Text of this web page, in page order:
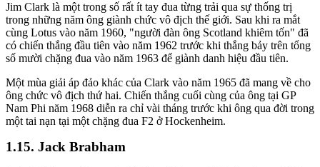
Jim Clark là một trong số rất ít tay đua từng trải qua sự thống trị
trong những năm ông giành chức vô địch thế giới. Sau khi ra mắt
cùng Lotus vào năm 1960, "người đàn ông Scotland khiêm tốn" đã
có chiến thắng đầu tiên vào năm 1962 trước khi thắng bảy trên tổng
số mười chặng đua vào năm 1963 để giành danh hiệu đầu tiên.
Một mùa giải áp đảo khác của Clark vào năm 1965 đã mang về cho
ông chức vô địch thứ hai. Chiến thắng cuối cùng của ông tại GP
Nam Phi năm 1968 diễn ra chỉ vài tháng trước khi ông qua đời trong
một tai nạn tại một chặng đua F2 ở Hockenheim.
Jack Brabham